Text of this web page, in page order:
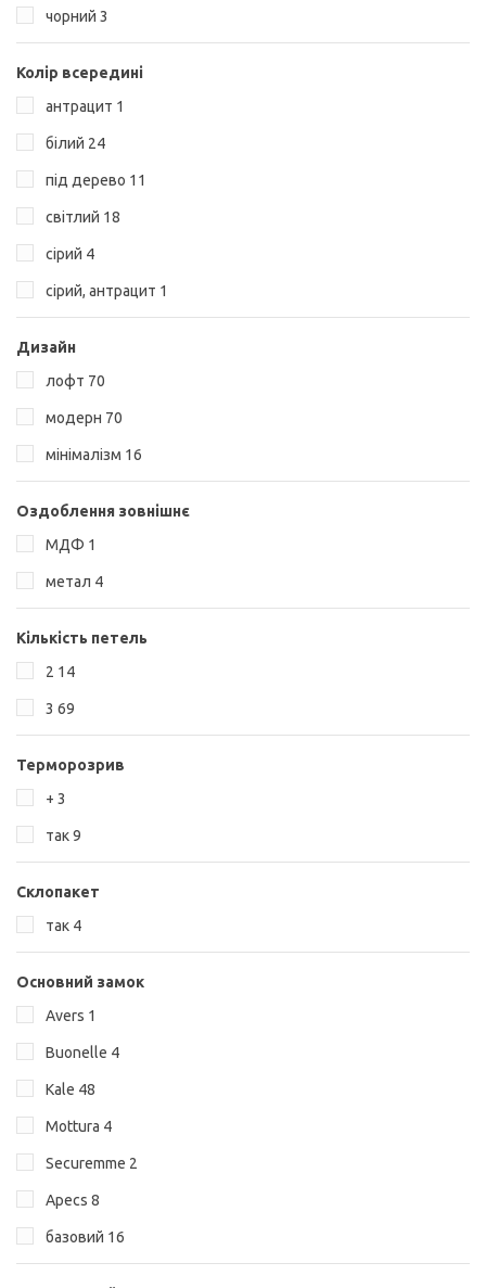
чорний 3
Колір всередині
антрацит 1
білий 24
під дерево 11
світлий 18
сірий 4
сірий, антрацит 1
Дизайн
лофт 70
модерн 70
мінімалізм 16
Оздоблення зовнішнє
МДФ 1
метал 4
Кількість петель
2 14
3 69
Терморозрив
+ 3
так9
Склопакет
так 4
Основний замок
Avers 1
Buonelle 4
Kale 48
Mottura 4
Securemme 2
Аpecs 8
базовий 16